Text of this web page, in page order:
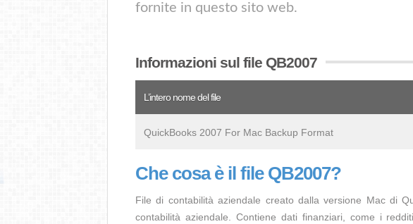
fornite in questo sito web.
Informazioni sul file QB2007
L’intero nome del file
QuickBooks 2007 For Mac Backup Format
Che cosa è il file QB2007?
File di contabilità aziendale creato dalla versione Mac di
contabilità aziendale. Contiene dati finanziari, come i